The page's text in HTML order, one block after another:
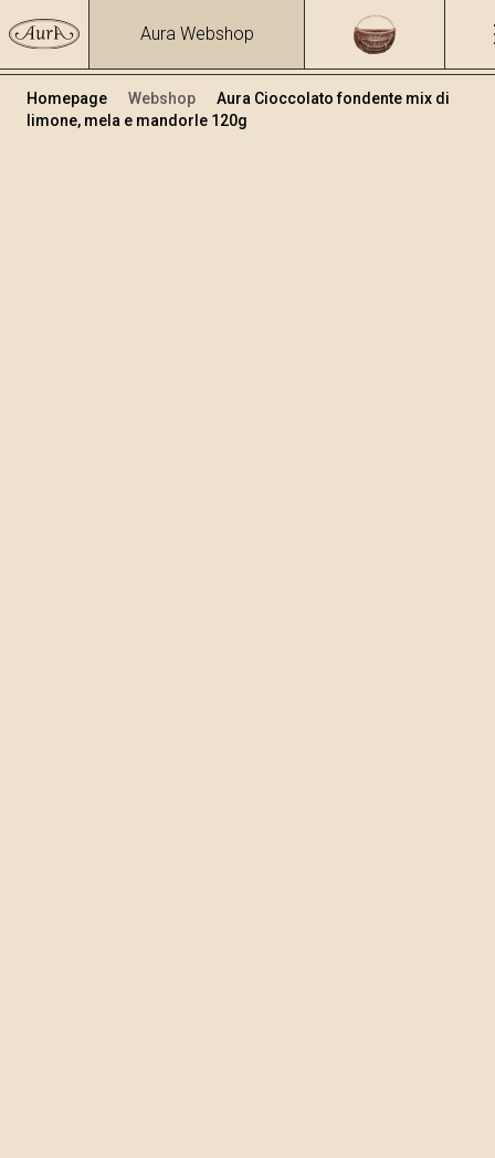
Aura Webshop
Homepage Webshop
Aura Cioccolato fondente mix di
limone, mela e mandorle 120g